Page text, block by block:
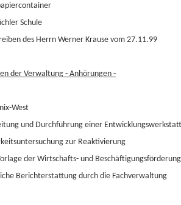
Schule
des Herrn Werner Krause vom 27.11.99
der Verwaltung - Anhörungen -
West
und Durchführung einer
zur Reaktivierung
der Wirtschafts- und
Berichterstattung durch die Fachverwaltung